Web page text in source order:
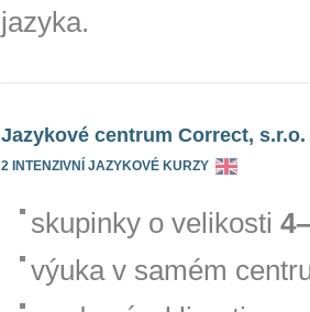
jazyka.
Jazykové centrum Correct, s.r.o.
2 INTENZIVNÍ JAZYKOVÉ KURZY
skupinky o velikosti
výuka v samém